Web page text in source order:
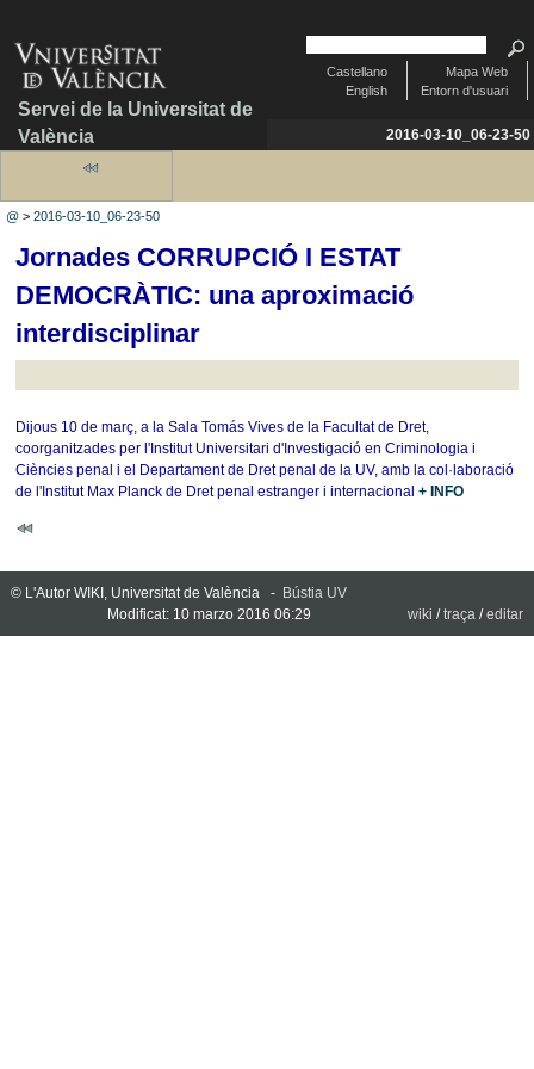
Servei de la Universitat de
València
Mapa Web
Entorn d'usuari
Castellano
English
2016-03-10_06-23-50
@ >2016-03-10_06-23-50
Jornades CORRUPCIÓ I ESTAT
DEMOCRÀTIC: una aproximació
interdisciplinar
Dijous 10 de març, a la Sala Tomás Vives de la Facultat de Dret,
coorganitzades per l'Institut Universitari d'Investigació en Criminologia i
Ciències penal i el Departament de Dret penal de la UV, amb la col·laboració
de l'Institut Max Planck de Dret penal estranger i internacional + INFO
© L'Autor WIKI, Universitat de València - Bústia UV
Modificat: 10 marzo 2016 06:29
wiki /traça /editar